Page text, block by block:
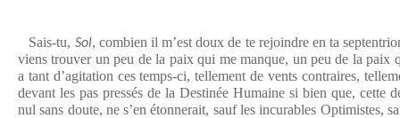
Sais-tu, Sol, combien il m’est doux de te rejoindre en ta
viens trouver un peu de la paix qui me manque, un peu de la paix
a tant d’agitation ces temps-ci, tellement de vents contraires,
devant les pas pressés de la Destinée Humaine si bien que, cette
nul sans doute, ne s’en étonnerait, sauf les incurables Optimistes,